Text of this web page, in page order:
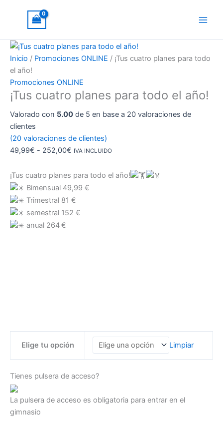
contenido
¡Oferta!
Inicio / Promociones ONLINE / ¡Tus cuatro planes para todo
el año!
Promociones ONLINE
¡Tus cuatro planes para todo el año!
Valorado con 5.00 de 5 en base a 20 valoraciones de
clientes
(20 valoraciones de clientes)
49,99€ - 252,00€
desde
49,99€
252,00€
IVA INCLUIDO
¡Tus cuatro planes para todo el año!
Bimensual 49,99 €
Trimestral 81 €
semestral 152 €
anual 264 €
Elige tu opción Limpiar
Tienes pulsera de acceso?
La pulsera de acceso es obligatoria para entrar en el
gimnasio
planes
para
todo
el
año!
cantidad